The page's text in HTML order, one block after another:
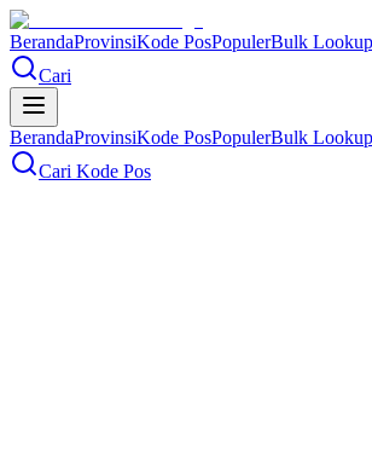
BerandaProvinsiKode PosPopulerBulk Lookup
Cari
BerandaProvinsiKode PosPopulerBulk Lookup
Cari Kode Pos